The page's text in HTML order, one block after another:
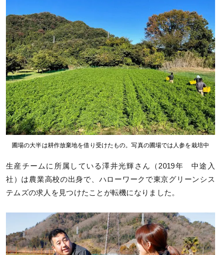
圃場の大半は耕作放棄地を借り受けたもの。写真の圃場では人参を栽培中
生産チームに所属している澤井光輝さん（2019年 中途入
社）は農業高校の出身で、ハローワークで東京グリーンシス
テムズの求人を見つけたことが転機になりました。